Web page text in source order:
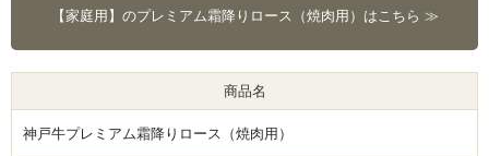
【家庭用】のプレミアム霜降りロース（焼肉用）はこちら ≫
商品名
神戸牛プレミアム霜降りロース（焼肉用）